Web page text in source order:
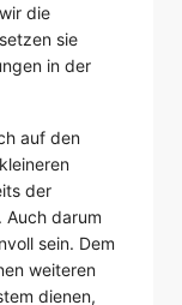
die
sie
in der
auf den
der
Auch darum
sein. Dem
weiteren
dienen,